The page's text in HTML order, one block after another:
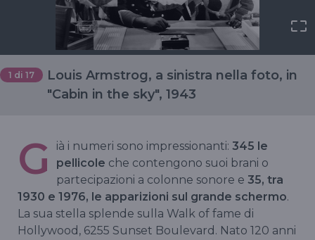
1 di 17
Louis Armstrog, a sinistra nella foto, in
"Cabin in the sky", 1943
G ià i numeri sono impressionanti: 345 le
pellicole che contengono suoi brani o
partecipazioni a colonne sonore e 35, tra
1930 e 1976, le apparizioni sul grande schermo.
La sua stella splende sulla Walk of fame di
Hollywood, 6255 Sunset Boulevard. Nato 120 anni